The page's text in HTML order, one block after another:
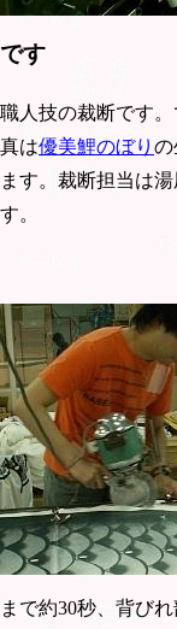
です
職人技の裁断です
真は優美鯉のぼり の
ます。裁断担当は
す。
まで約30秒、背び